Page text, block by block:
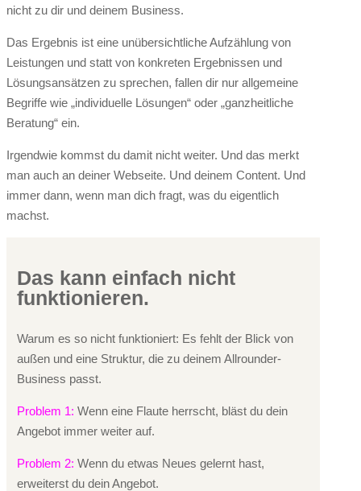
nicht zu dir und deinem Business.
Das Ergebnis ist eine unübersichtliche Aufzählung von
Leistungen und statt von konkreten Ergebnissen und
Lösungsansätzen zu sprechen, fallen dir nur allgemeine
Begriffe wie „individuelle Lösungen“ oder „ganzheitliche
Beratung“ ein.
Irgendwie kommst du damit nicht weiter. Und das merkt
man auch an deiner Webseite. Und deinem Content. Und
immer dann, wenn man dich fragt, was du eigentlich
machst.
Das kann einfach nicht
funktionieren.
Warum es so nicht funktioniert: Es fehlt der Blick von
außen und eine Struktur, die zu deinem Allrounder-
Business passt.
Problem 1: Wenn eine Flaute herrscht, bläst du dein
Angebot immer weiter auf.
Problem 2: Wenn du etwas Neues gelernt hast,
erweiterst du dein Angebot.